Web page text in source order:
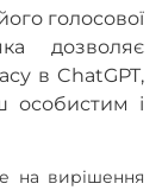
голосової
дозволяє
в ChatGPT,
особистим і
на вирішення